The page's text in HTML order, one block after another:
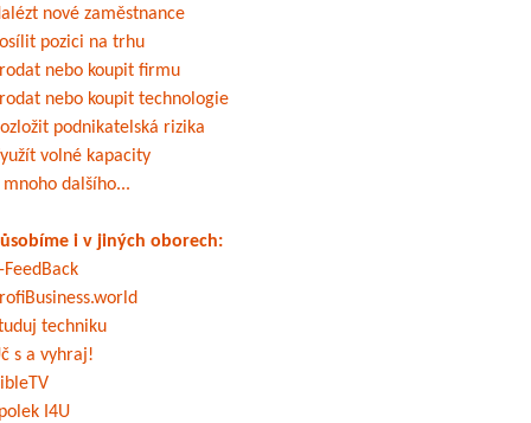
nové zaměstnance
pozici na trhu
nebo koupit firmu
nebo koupit technologie
podnikatelská rizika
volné kapacity
mnoho dalšího...
i v jiných oborech:
FeedBack
techniku
s a vyhraj!
I4U